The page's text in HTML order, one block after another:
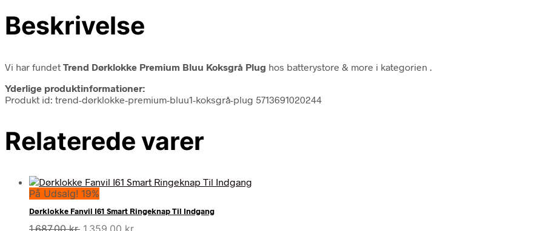
Beskrivelse
Vi har fundet Trend Dørklokke Premium Bluu Koksgrå Plug hos batterystore & more i kategorien
Yderlige produktinformationer:
Produkt id: trend-dørklokke-premium-bluu1-koksgrå-plug 5713691020244
Relaterede varer
På Udsalg! 19%
Dørklokke Fanvil I61 Smart Ringeknap Til Indgang
1.687,00kr. Den
1.359,00 kr.